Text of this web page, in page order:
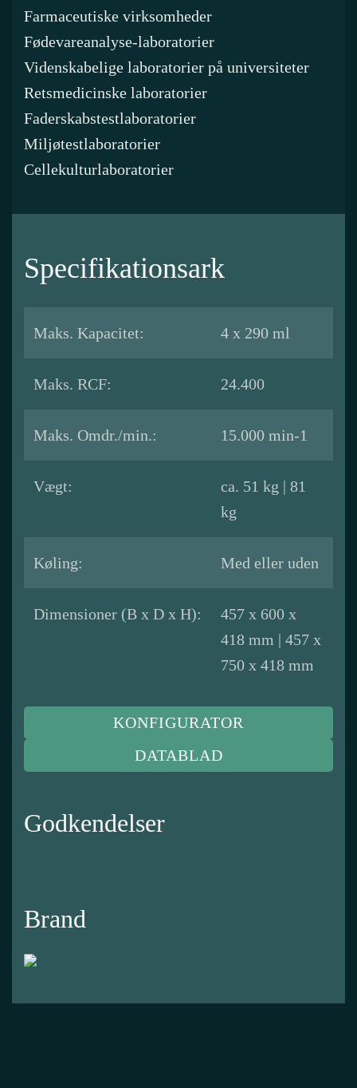
Farmaceutiske virksomheder
Fødevareanalyse-laboratorier
Videnskabelige laboratorier på universiteter
Retsmedicinske laboratorier
Faderskabstestlaboratorier
Miljøtestlaboratorier
Cellekulturlaboratorier
Specifikationsark
Maks. Kapacitet: 4 x 290 ml
Maks. RCF: 24.400
Maks. Omdr./min.: 15.000 min-1
Vægt:
ca. 51 kg | 81
kg
Køling: Med eller uden
Dimensioner (B x D x H):
457 x 600 x
418 mm | 457 x
750 x 418 mm
KONFIGURATOR
DATABLAD
Godkendelser
Brand